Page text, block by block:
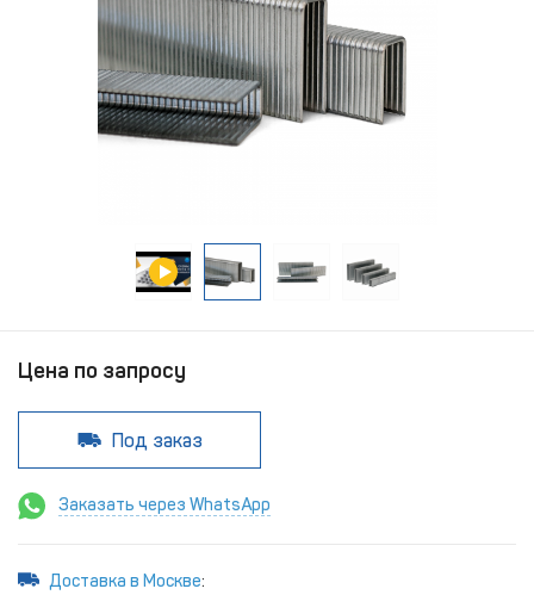
Цена по запросу
Под заказ
Заказать через WhatsApp
Доставка в Москве: